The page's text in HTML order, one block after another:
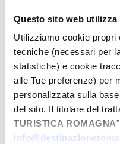
Questo sito web utilizza
Utilizziamo cookie propri
tecniche (necessari per
statistiche) e cookie
alle Tue preferenze) per
personalizzata sulla
del sito. Il titolare del
TURISTICA ROMAGNA
IAT BELLARIA
TURISTICA
+39 0541 343808